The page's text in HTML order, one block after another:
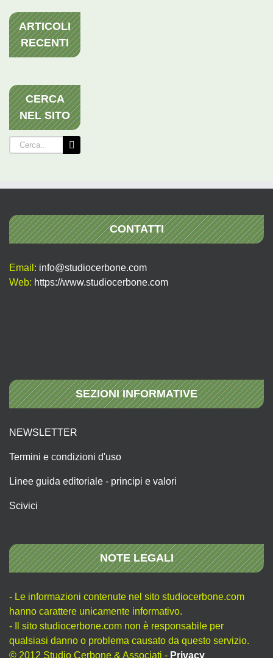
ARTICOLI
RECENTI
CERCA
NEL SITO
Cerca
per:
CONTATTI
Email: info@studiocerbone.com
Web: https://www.studiocerbone.com
SEZIONI INFORMATIVE
NEWSLETTER
Termini e condizioni d'uso
Linee guida editoriale - principi e valori
Scivici
NOTE LEGALI
- Le informazioni contenute nel sito studiocerbone.com
hanno carattere unicamente informativo.
- Il sito studiocerbone.com non è responsabile per
qualsiasi danno o problema causato da questo servizio.
© 2012 Studio Cerbone & Associati - Privacy